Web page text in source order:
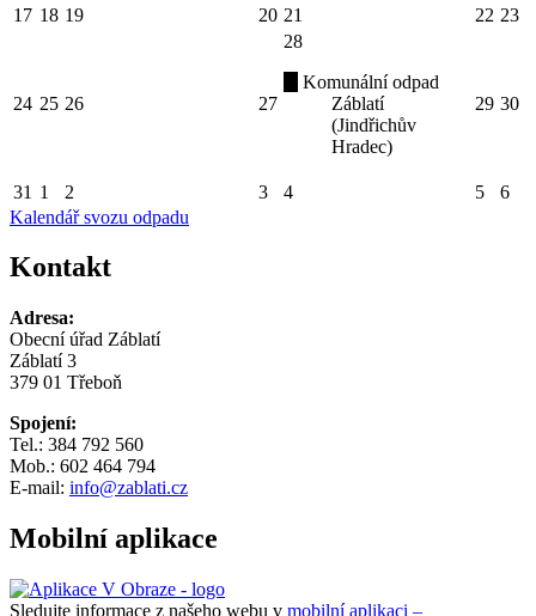
17 18 19 20 21 22 23
24 25 26 27
28
Komunální odpad
Záblatí
(Jindřichův
Hradec)
29 30
31 1 2 3 4 5
6
Kalendář svozu odpadu
Kontakt
Adresa:
Obecní úřad Záblatí
Záblatí 3
379 01 Třeboň
Spojení:
Tel.: 384 792 560
Mob.: 602 464 794
E-mail: info@zablati.cz
Mobilní aplikace
Sledujte informace z našeho webu v mobilní aplikaci –